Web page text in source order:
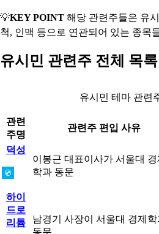
💡KEY POINT 해당 관련주들은 유
척, 인맥 등으로 연관되어 있는 종목
유시민 관련주 전체 목록
유시민 테마 관련
관련
주명
관련주 편입 사유
덕성
이봉근 대표이사가 서울대 경
학과 동문
하이
드로
리튬
남경기 사장이 서울대 경제학
동문